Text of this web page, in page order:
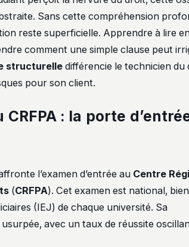
Sans cette compréhension
reste superficielle. Apprendre à lire
comment une simple clause peut
structurelledifférencie le technicien du
pour son client.
: la porte
l’examen d’entrée au Centre
(CRFPA). Cet examen est national, bien
(IEJ) de chaque université. Sa
avec un taux de réussite